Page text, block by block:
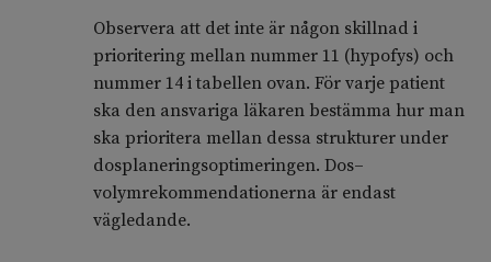
Observera att det inte är någon skillnad i
prioritering mellan nummer 11 (hypofys) och
nummer 14 i tabellen ovan. För varje patient
ska den ansvariga läkaren bestämma hur man
ska prioritera mellan dessa strukturer under
dosplaneringsoptimeringen. Dos–
volymrekommendationerna är endast
vägledande.